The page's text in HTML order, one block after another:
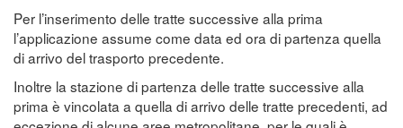
Per l’inserimento delle tratte successive alla prima
l’applicazione assume come data ed ora di partenza quella
di arrivo del trasporto precedente.
Inoltre la stazione di partenza delle tratte successive alla
prima è vincolata a quella di arrivo delle tratte precedenti, ad